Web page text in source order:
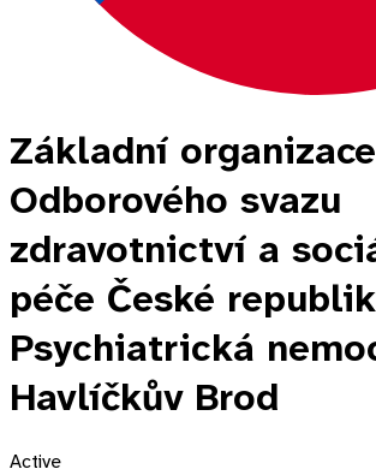
Základní organizace
Odborového svazu
zdravotnictví a
péče České
Psychiatrická
Havlíčkův Brod
Active